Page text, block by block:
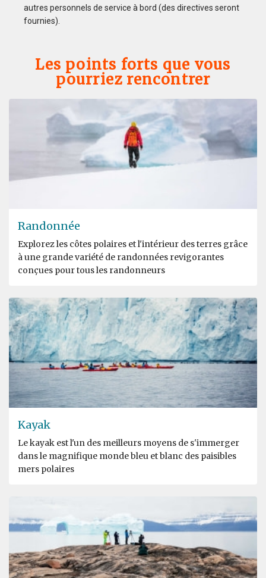
autres personnels de service à bord (des directives seront
fournies).
Les points forts que vous
pourriez rencontrer
Randonnée
Explorez les côtes polaires et l'intérieur des terres grâce
à une grande variété de randonnées revigorantes
conçues pour tous les randonneurs
Kayak
Le kayak est l'un des meilleurs moyens de s'immerger
dans le magnifique monde bleu et blanc des paisibles
mers polaires